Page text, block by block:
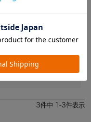
色味が好きなのでず
3件中 1 -3件表示